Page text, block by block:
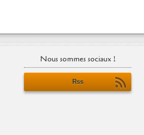
Nous sommes sociaux !
Rss